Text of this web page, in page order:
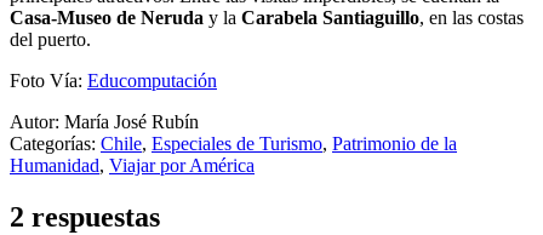
Casa-Museo de Neruda y la Carabela Santiaguillo, en las costas
del puerto.
Foto Vía: Educomputación
Autor: María José Rubín
Categorías: Chile, Especiales de Turismo, Patrimonio de la
Humanidad, Viajar por América
2 respuestas